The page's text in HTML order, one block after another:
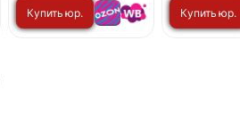
Купить юр. Купить юр.